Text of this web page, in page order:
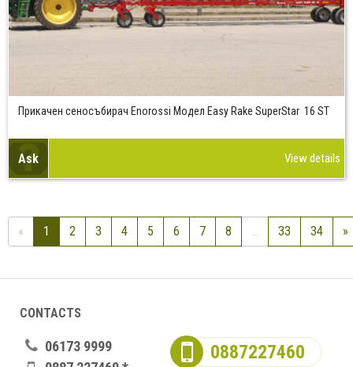
Прикачен сеносъбирач Enorossi Модел Easy Rake SuperStar 16 ST
Ask View details
« 1 2 3 4 5 6 7 8 33 34 »
CONTACTS
06173 9999
0887227460